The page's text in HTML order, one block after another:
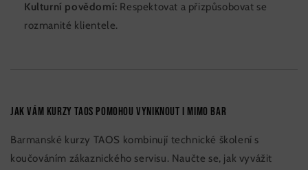
Kulturní povědomí: Respektovat a přizpůsobovat se
rozmanité klientele.
Jak vám kurzy TAOS pomohou vyniknout i mimo bar
Barmanské kurzy TAOS kombinují technické školení s
koučováním zákaznického servisu. Naučte se, jak vyvážit